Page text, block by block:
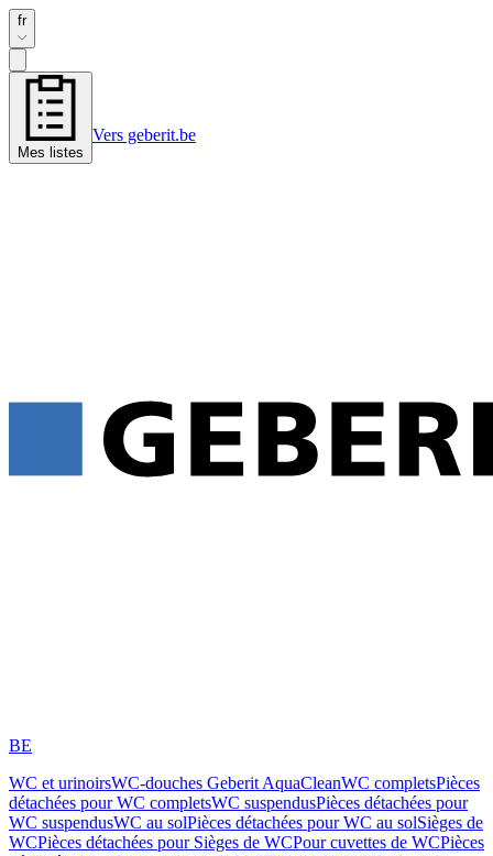
fr
Mes listes
Vers geberit.be
BE
WC et urinoirsWC-douches Geberit AquaCleanWC completsPièces
détachées pour WC completsWC suspendusPièces détachées pour
WC suspendusWC au solPièces détachées pour WC au solSièges de
WCPièces détachées pour Sièges de WCPour cuvettes de WCPièces